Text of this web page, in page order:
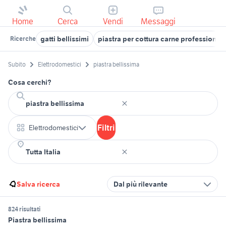
Home Cerca Vendi Messaggi
Ricerche gatti bellissimi piastra per cottura carne professionale
Subito Elettrodomestici piastra bellissima
Cosa cerchi?
Elettrodomestici Filtri
Salva ricerca Dal più rilevante
824 risultati
Piastra bellissima